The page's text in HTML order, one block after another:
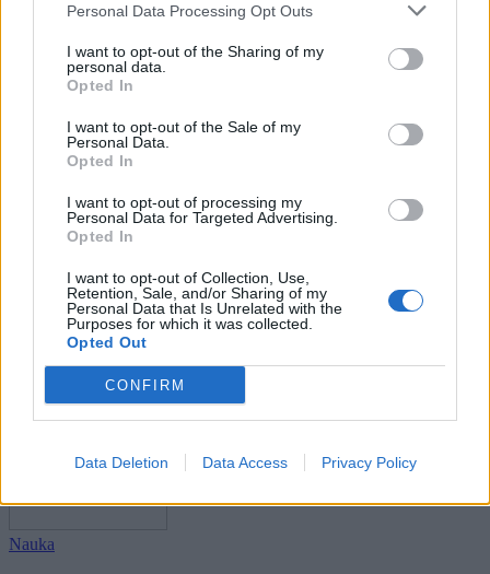
Personal Data Processing Opt Outs
I want to opt-out of the Sharing of my
personal data.
Opted In
I want to opt-out of the Sale of my
Personal Data.
Opted In
I want to opt-out of processing my
Personal Data for Targeted Advertising.
Opted In
I want to opt-out of Collection, Use,
Retention, Sale, and/or Sharing of my
Personal Data that Is Unrelated with the
Purposes for which it was collected.
Opted Out
CONFIRM
Data Deletion Data Access Privacy Policy
Wiedza ogólna
Tylko 1 na 100 osób przechodzi ten prosty
Wiedza ogólna
Tematyczny miszmasz - tutaj szansę mają
Nauka